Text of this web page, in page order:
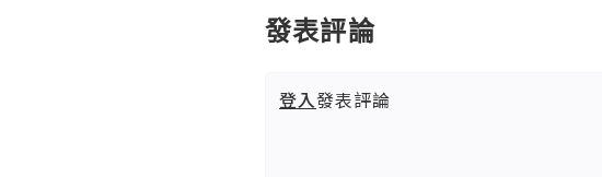
發表評論
登入發表評論